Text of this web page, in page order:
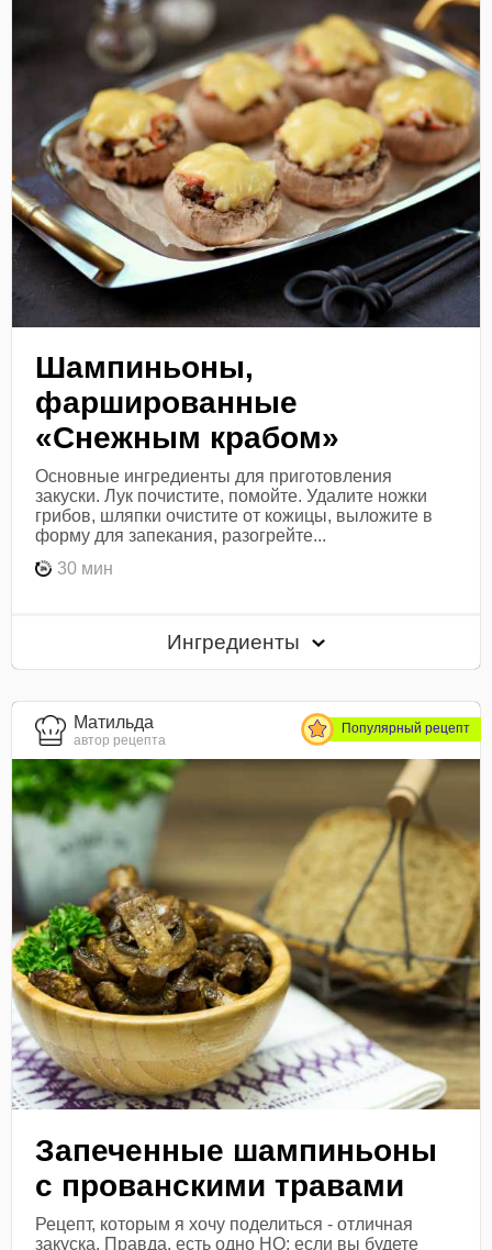
Шампиньоны,
фаршированные
«Снежным крабом»
Основные ингредиенты для приготовления
закуски. Лук почистите, помойте. Удалите ножки
грибов, шляпки очистите от кожицы, выложите в
форму для запекания, разогрейте...
30 мин
Ингредиенты
Матильда
автор рецепта
Популярный рецепт
Запеченные шампиньоны
с прованскими травами
Рецепт, которым я хочу поделиться - отличная
закуска. Правда, есть одно НО: если вы будете